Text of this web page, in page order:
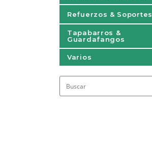
Refuerzos & Soportes
Tapabarros &
Guardafangos
Varios